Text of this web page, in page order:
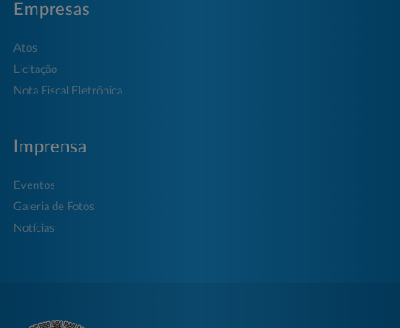
Empresas
Atos
Licitação
Nota Fiscal Eletrônica
Imprensa
Eventos
Galeria de Fotos
Notícias